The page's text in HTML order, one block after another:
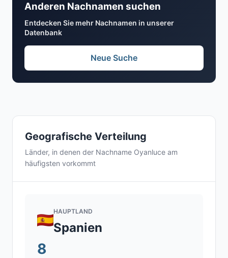
Geografische Verteilung
Länder, in denen der Nachname Oyanluce am
häufigsten vorkommt
HAUPTLAND
Spanien
8
Anderen Nachnamen suchen
Entdecken Sie mehr Nachnamen in unserer
Datenbank
Neue Suche